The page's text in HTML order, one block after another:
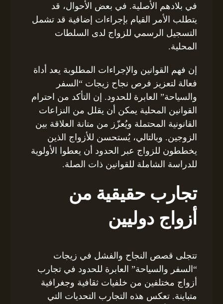
في بلادهم الأصلية. في بعض الأحوال، قد
يتطلب الأمر القيام بإجراءات إضافية قد تشمل
التسجيل الرسمي للزواج لدى السلطات
المحلية.
إن فهم القوانين والإجراءات المطلوبة يعد أداة
فعالة لتعزيز فرص نجاح زيجات “السفر
والسياحة” العابرة للحدود. إن التأكد من احترام
القوانين المحلية يمكن أن يقلل من النزاعات
القانونية المحتملة ويُعزّز من متانة العلاقة بين
الزوجين. وبالتالي، يُستحسن للأزواج الذين
يخططون للزواج عبر الحدود أن يعطوا الأولوية
للدراسة الشاملة للقوانين ذات الصلة.
تجارب حقيقية من
أزواج دوليين
تتجلى قصص النجاح والفشل في زيجات
“السفر والسياحة” العابرة للحدود في تجارب
أزواج مختلفين من خلفيات ثقافية وجغرافية
متباينة. تعكس هذه التجارب التحديات التي